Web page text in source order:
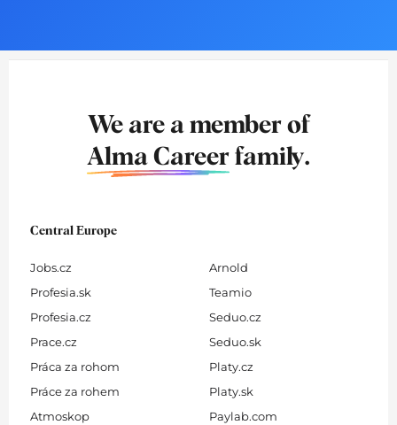
We are a member of
Alma Career family.
Central Europe
Jobs.cz
Profesia.sk
Profesia.cz
Prace.cz
Práca za rohom
Práce za rohem
Atmoskop
Arnold
Teamio
Seduo.cz
Seduo.sk
Platy.cz
Platy.sk
Paylab.com